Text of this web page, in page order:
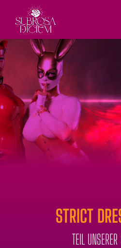
STRICT
TEIL UNSERER